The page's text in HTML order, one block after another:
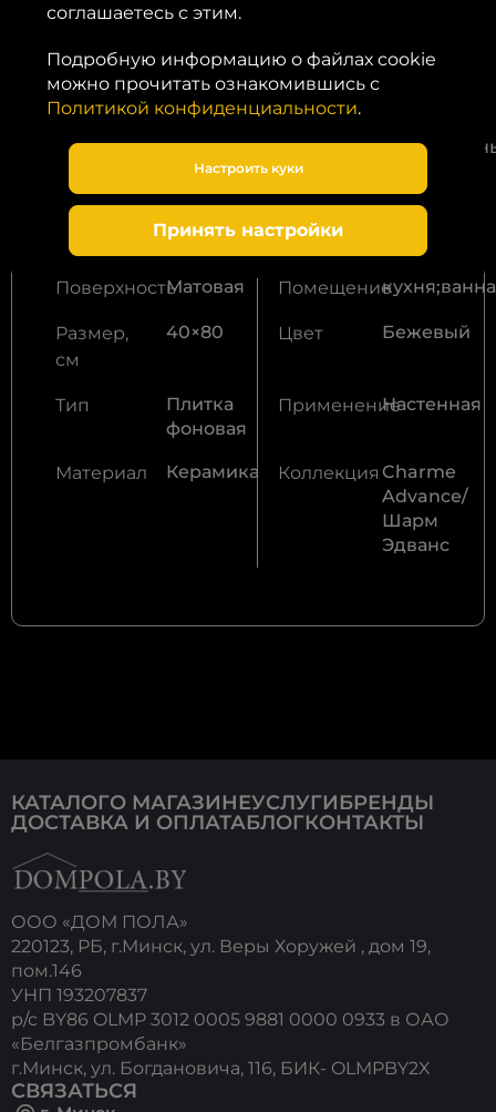
Габариты
80 × 40
× 8 см
Страна
Наличие
Под
заказ
Стиль
Тип
помещенияприменение
Мрамор
ПоверхностьМатовая Помещениекухня;ванна
Размер,
см
40×80 Цвет Бежевый
Тип
Плитка
фоновая
ПрименениеНастенная
Материал Керамика Коллекция Charme
Advance/
Шарм
Эдванс
КАТАЛОГО МАГАЗИНЕУСЛУГИБРЕНДЫ
ДОСТАВКА И ОПЛАТАБЛОГКОНТАКТЫ
ООО «ДОМ ПОЛА»
220123, РБ, г.Минск, ул. Веры Хоружей , дом 19,
пом.146
УНП 193207837
р/с BY86 OLMP 3012 0005 9881 0000 0933 в ОАО
«Белгазпромбанк»
г.Минск, ул. Богдановича, 116, БИК- OLMPBY2X
СВЯЗАТЬСЯ
соглашаетесь с этим.
Подробную информацию о файлах cookie
можно прочитать ознакомившись с
Политикой конфиденциальности.
Настроить куки
Принять настройки